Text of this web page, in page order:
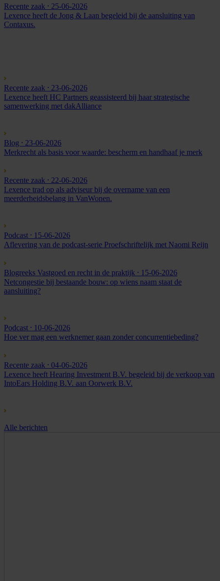
Recente zaak ⸱ 25-06-2026
Lexence heeft de Jong & Laan begeleid bij de aansluiting van
Contaxus.
Recente zaak ⸱ 23-06-2026
Lexence heeft HC Partners geassisteerd bij haar strategische
samenwerking met dakAlliance
Blog ⸱ 23-06-2026
Merkrecht als basis voor waarde: bescherm en handhaaf je merk
Recente zaak ⸱ 22-06-2026
Lexence trad op als adviseur bij de overname van een
meerderheidsbelang in VanWonen.
Podcast ⸱ 15-06-2026
Aflevering van de podcast-serie Proefschriftelijk met Naomi Reijn
Blogreeks Vastgoed en recht in de praktijk ⸱ 15-06-2026
Netcongestie bij bestaande bouw: op wiens naam staat de
aansluiting?
Podcast ⸱ 10-06-2026
Hoe ver mag een werknemer gaan zonder concurrentiebeding?
Recente zaak ⸱ 04-06-2026
Lexence heeft Hearing Investment B.V. begeleid bij de verkoop van
IntoEars Holding B.V. aan Oorwerk B.V.
Alle berichten